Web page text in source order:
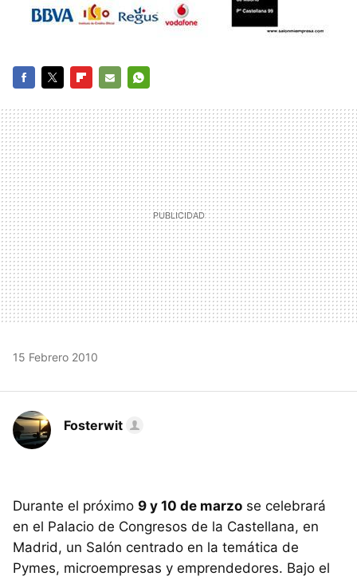
MAIL
15 Febrero 2010
Fosterwit
Durante el próximo 9 y 10 de marzo se celebrará
en el Palacio de Congresos de la Castellana, en
Madrid, un Salón centrado en la temática de
Pymes, microempresas y emprendedores. Bajo el